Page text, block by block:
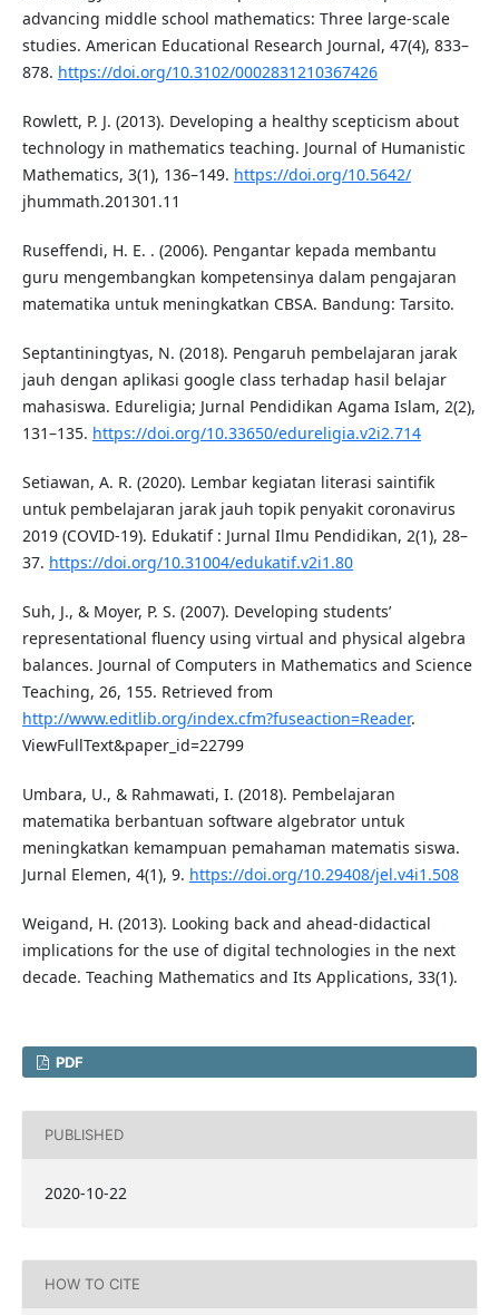
advancing middle school mathematics: Three large-scale
studies. American Educational Research Journal, 47(4), 833–
878. https://doi.org/10.3102/0002831210367426
Rowlett, P. J. (2013). Developing a healthy scepticism about
technology in mathematics teaching. Journal of Humanistic
Mathematics, 3(1), 136–149. https://doi.org/10.5642/
jhummath.201301.11
Ruseffendi, H. E. . (2006). Pengantar kepada membantu
guru mengembangkan kompetensinya dalam pengajaran
matematika untuk meningkatkan CBSA. Bandung: Tarsito.
Septantiningtyas, N. (2018). Pengaruh pembelajaran jarak
jauh dengan aplikasi google class terhadap hasil belajar
mahasiswa. Edureligia; Jurnal Pendidikan Agama Islam, 2(2),
131–135. https://doi.org/10.33650/edureligia.v2i2.714
Setiawan, A. R. (2020). Lembar kegiatan literasi saintifik
untuk pembelajaran jarak jauh topik penyakit coronavirus
2019 (COVID-19). Edukatif : Jurnal Ilmu Pendidikan, 2(1), 28–
37. https://doi.org/10.31004/edukatif.v2i1.80
Suh, J., & Moyer, P. S. (2007). Developing students’
representational fluency using virtual and physical algebra
balances. Journal of Computers in Mathematics and Science
Teaching, 26, 155. Retrieved from
http://www.editlib.org/index.cfm?fuseaction=Reader.
ViewFullText&paper_id=22799
Umbara, U., & Rahmawati, I. (2018). Pembelajaran
matematika berbantuan software algebrator untuk
meningkatkan kemampuan pemahaman matematis siswa.
Jurnal Elemen, 4(1), 9. https://doi.org/10.29408/jel.v4i1.508
Weigand, H. (2013). Looking back and ahead-didactical
implications for the use of digital technologies in the next
decade. Teaching Mathematics and Its Applications, 33(1).
PDF
PUBLISHED
2020-10-22
HOW TO CITE